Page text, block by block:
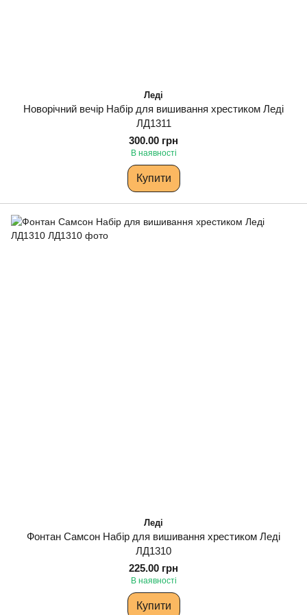
Леді
Новорічний вечір Набір для вишивання хрестиком Леді
ЛД1311
300.00 грн
В наявності
Купити
Леді
Фонтан Самсон Набір для вишивання хрестиком Леді
ЛД1310
225.00 грн
В наявності
Купити